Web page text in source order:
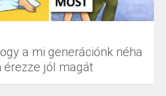
a mi generációnk néha
érezze jól magát